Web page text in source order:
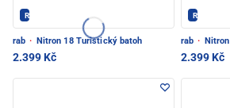
Rab - PEC POD SNĚŽKOU
rab · Nitron 18 Turistický batoh
2.399 Kč
Rab - PEC
rab ·
2.399 Kč